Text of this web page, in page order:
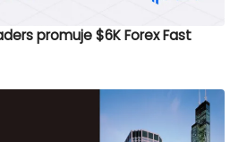
promuje $6K Forex Fast